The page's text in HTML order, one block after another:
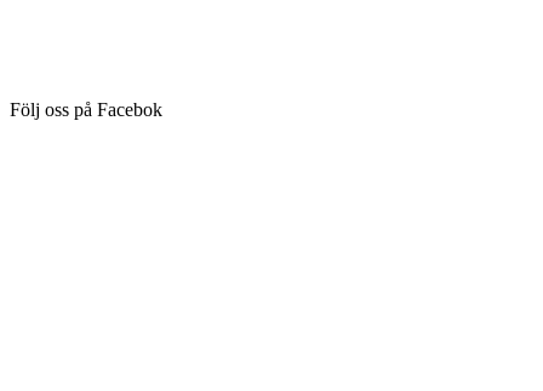
Följ oss på Facebok